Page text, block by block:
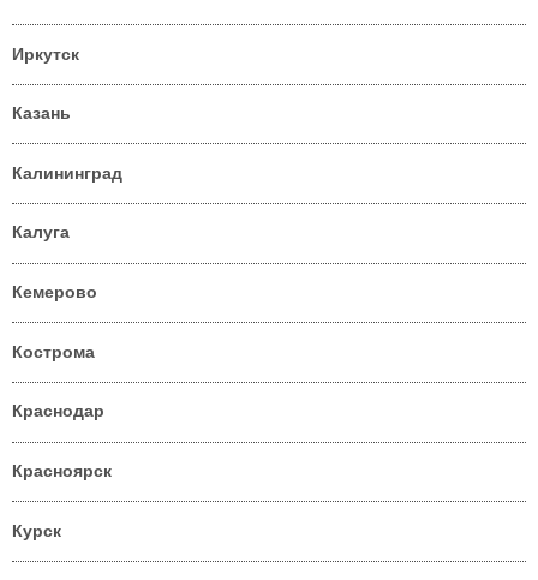
Иркутск
Казань
Калининград
Калуга
Кемерово
Кострома
Краснодар
Красноярск
Курск